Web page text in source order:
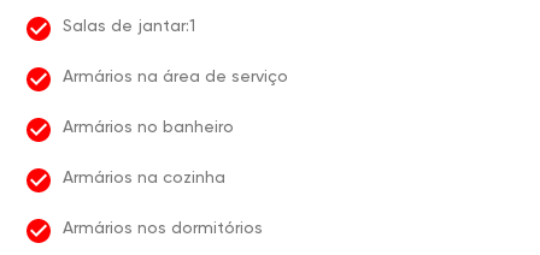
Salas de jantar:1
Armários na área de serviço
Armários no banheiro
Armários na cozinha
Armários nos dormitórios